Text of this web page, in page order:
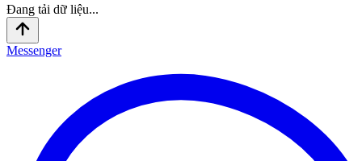
Đang tải dữ liệu...
Messenger